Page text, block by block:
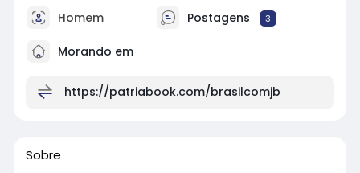
Homem Postagens 3
Morando em
https://patriabook.com/brasilcomjb
Sobre